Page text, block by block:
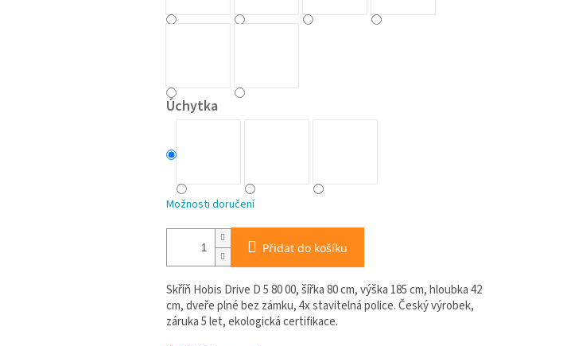
Úchytka
Možnosti doručení
Přidat do košíku
Skříň Hobis Drive D 5 80 00, šířka 80 cm, výška 185 cm, hloubka 42
cm, dveře plné bez zámku, 4x stavitelná police. Český výrobek,
záruka 5 let, ekologická certifikace.